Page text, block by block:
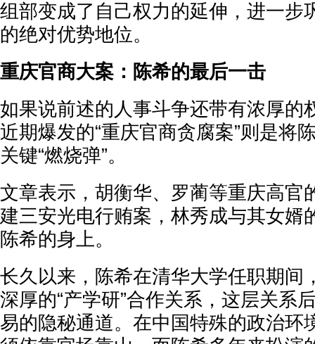
组部变成了自己权力的延伸，进一步
的绝对优势地位。
重庆官商大案：陈希的最后一击
如果说前述的人事斗争还带有浓厚的
近期爆发的“重庆官商贪腐案”则是将
关键“燃烧弹”。
文章表示，胡衡华、罗蔺等重庆高官
建三安光电行贿案，林秀成与其女婿
陈希的身上。
长久以来，陈希在清华大学任职期间
深厚的“产学研”合作关系，这层关系
易的隐秘通道。在中国特殊的政治环